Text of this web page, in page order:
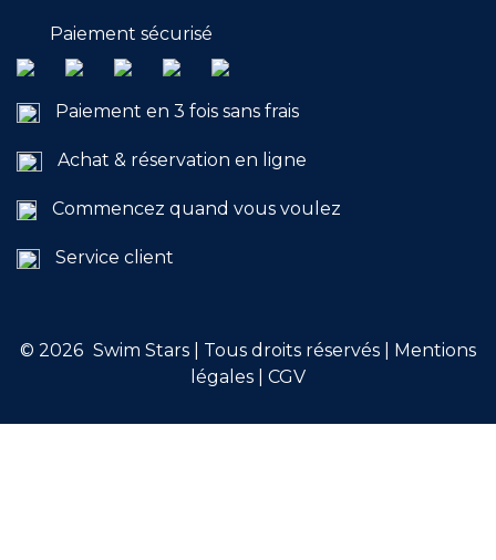
Paiement sécurisé
Paiement en 3 fois sans frais
Achat & réservation en ligne
Commencez quand vous voulez
Service client
© 2026 Swim Stars | Tous droits réservés |
Mentions
légales
CGV